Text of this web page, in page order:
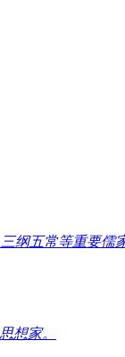
纲五常等重要儒
想家。